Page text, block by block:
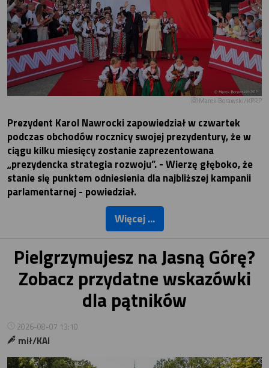
Marek Borawski/KPRP
Prezydent Karol Nawrocki zapowiedział w czwartek
podczas obchodów rocznicy swojej prezydentury, że w
ciągu kilku miesięcy zostanie zaprezentowana
„prezydencka strategia rozwoju”. - Wierzę głęboko, że
stanie się punktem odniesienia dla najbliższej kampanii
parlamentarnej - powiedział.
Więcej ...
Pielgrzymujesz na Jasną Górę?
Zobacz przydatne wskazówki
dla pątników
2026-08-07 13:10
mił/KAI